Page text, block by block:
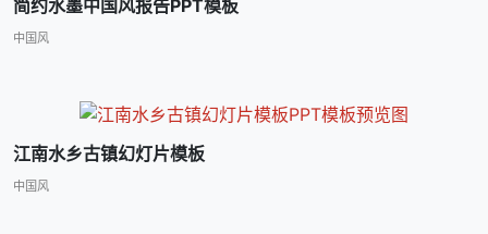
简约水墨中国风报告PPT模板
中国风
江南水乡古镇幻灯片模板
中国风